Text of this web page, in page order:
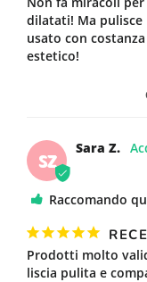
dilatati! Ma pulisce
usato con
estetico!
SZ
Sara Z.
Raccomando
Prodotti molto
liscia pulita e